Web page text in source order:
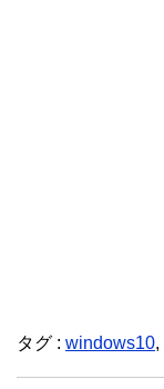
タグ : windows10,